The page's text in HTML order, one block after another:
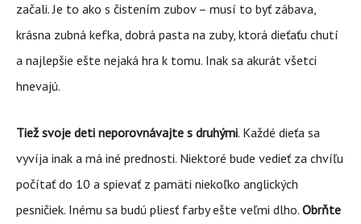
začali. Je to ako s čistením zubov – musí to byť zábava,
krásna zubná kefka, dobrá pasta na zuby, ktorá dieťaťu chutí
a najlepšie ešte nejaká hra k tomu. Inak sa akurát všetci
hnevajú.
Tiež svoje deti neporovnávajte s druhými. Každé dieťa sa
vyvíja inak a má iné prednosti. Niektoré bude vedieť za chvíľu
počítať do 10 a spievať z pamäti niekoľko anglických
pesničiek. Inému sa budú pliesť farby ešte veľmi dlho. Obrňte